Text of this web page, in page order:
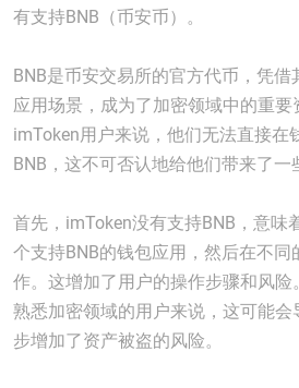
有支持BNB（币安币）。
BNB是币安交易所的官方代币，凭
应用场景，成为了加密领域中的重
imToken用户来说，他们无法直接在
BNB，这不可否认地给他们带来了一
首先，imToken没有支持BNB，意味
个支持BNB的钱包应用，然后在不同
作。这增加了用户的操作步骤和风
熟悉加密领域的用户来说，这可能
步增加了资产被盗的风险。